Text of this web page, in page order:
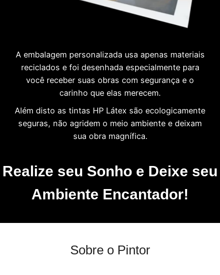
A embalagem personalizada usa apenas materiais
reciclados e foi desenhada especialmente para
você receber suas obras com segurança e o
carinho que elas merecem.
Além disto as tintas HP Látex são ecologicamente
seguras, não agridem o meio ambiente e deixam
sua obra magnífica.
Realize seu Sonho e Deixe seu
Ambiente Encantador!
Sobre o Pintor